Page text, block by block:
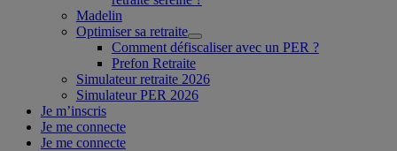
Madelin
Optimiser sa retraite
Comment défiscaliser avec un PER ?
Prefon Retraite
Simulateur retraite 2026
Simulateur PER 2026
Je m’inscris
Je me connecte
Je me connecte